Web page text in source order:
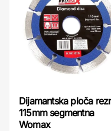
Dijamantska ploča
115mm segmentna
Womax